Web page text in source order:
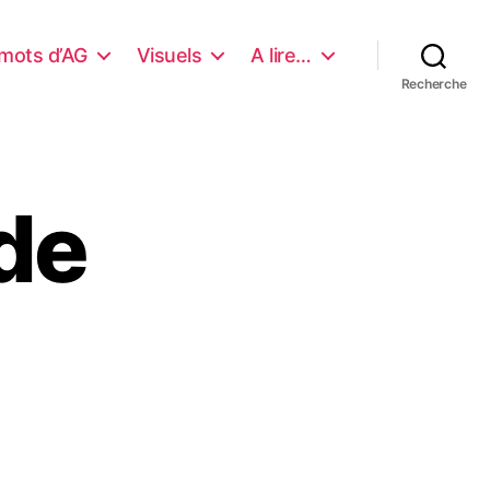
d’AG Visuels A lire…
Recherche